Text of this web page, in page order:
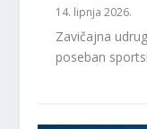
14. lipnja 2026.
Zavičajna
poseban